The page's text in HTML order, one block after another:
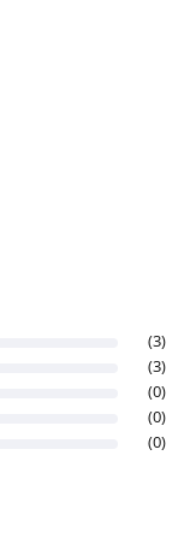
(3)
(3)
(0)
(0)
(0)